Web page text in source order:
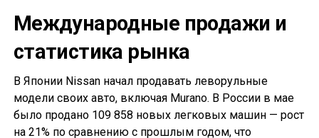
Международные продажи и
статистика рынка
В Японии Nissan начал продавать леворульные
модели своих авто, включая Murano. В России в мае
было продано 109 858 новых легковых машин — рост
на 21% по сравнению с прошлым годом, что